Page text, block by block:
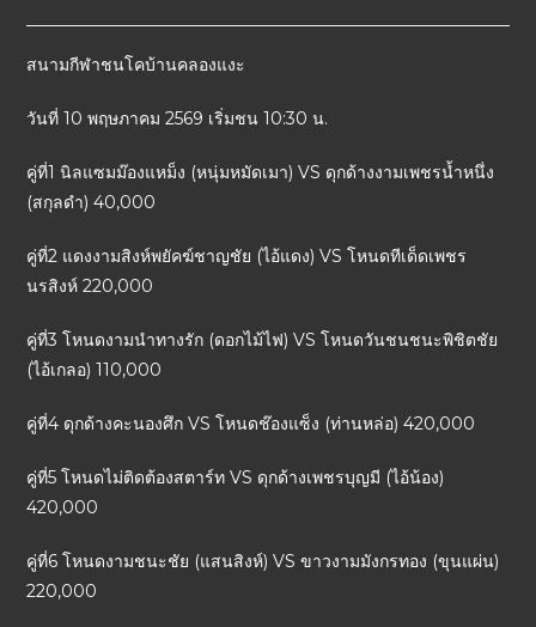
สนามกีฬาชนโคบ้านคลองแงะ
วันที่ 10 พฤษภาคม 2569 เริ่มชน 10:30 น.
คู่ที่1 นิลแซมม๊องแหม็ง (หนุ่มหมัดเมา) VS ดุกด้างงามเพชรน้ำหนึ่ง
(สกุลดำ) 40,000
คู่ที่2 แดงงามสิงห์พยัคฆ์ชาญชัย (ไอ้แดง) VS โหนดทีเด็ดเพชร
นรสิงห์ 220,000
คู่ที่3 โหนดงามนำทางรัก (ดอกไม้ไฟ) VS โหนดวันชนชนะพิชิตชัย
(ไอ้เกลอ) 110,000
คู่ที่4 ดุกด้างคะนองศึก VS โหนดช๊องแซ็ง (ท่านหล่อ) 420,000
คู่ที่5 โหนดไม่ติดต้องสตาร์ท VS ดุกด้างเพชรบุญมี (ไอ้น้อง)
420,000
คู่ที่6 โหนดงามชนะชัย (แสนสิงห์) VS ขาวงามมังกรทอง (ขุนแผ่น)
220,000